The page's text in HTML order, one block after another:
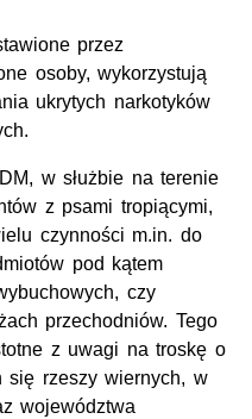
przez
osoby, wykorzystują
ukrytych narkotyków
w służbie na terenie
z psami tropiącymi,
czynności m.in. do
pod kątem
czy
przechodniów. Tego
z uwagi na troskę o
się rzeszy wiernych, w
województwa